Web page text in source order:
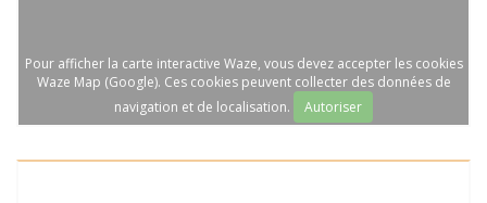
Pour afficher la carte interactive Waze, vous devez accepter les cookies
Waze Map (Google). Ces cookies peuvent collecter des données de
navigation et de localisation.
Autoriser